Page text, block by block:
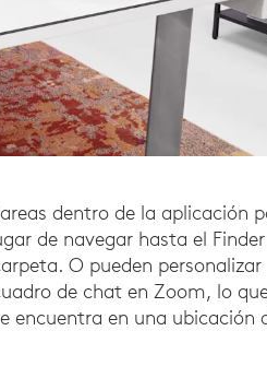
dentro de la aplicación
de navegar hasta el
O pueden personalizar
de chat en Zoom, lo
encuentra en una ubicación